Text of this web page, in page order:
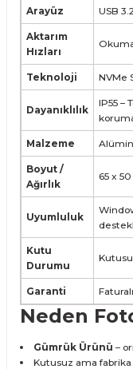
Arayüz USB
Aktarım
Hızları
Teknoloji NVMe
Dayanıklılık
IP55 –
Malzeme
Boyut /
Ağırlık
65 x
Uyumluluk
Kutu
Durumu
Garanti
Neden
Gümrük Ürünü –
Kutusuz ama fabrika